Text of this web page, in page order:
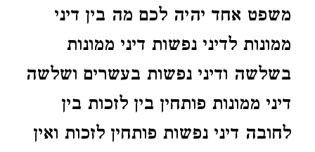
משפט אחד יהיה לכם מה בין דיני
ממונות לדיני נפשות דיני ממונות
בשלשה ודיני נפשות בעשרים ושלשה
דיני ממונות פותחין בין לזכות בין
לחובה דיני נפשות פותחין לזכות ואין